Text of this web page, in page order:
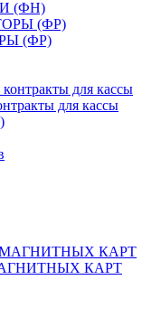
(ФН)
(ФР)
для кассы
КАРТ